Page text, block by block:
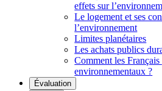
effets sur
Le logement et ses
l’environnement
Limites planétaires
Les achats publics
Comment les
environnementaux ?
Évaluation